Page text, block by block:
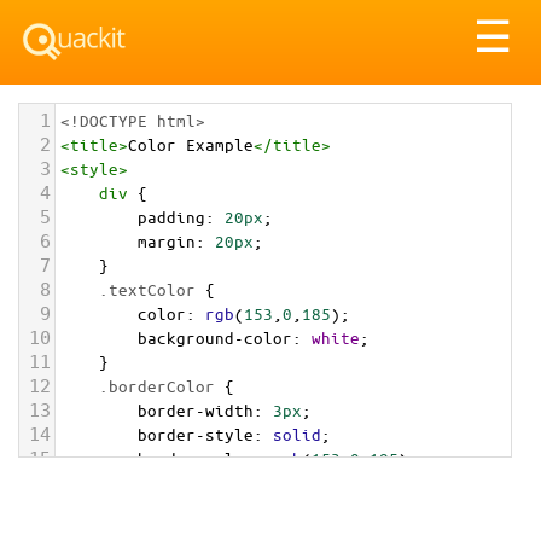
☰
1 <!DOCTYPE html>
2 <title>Color Example</title>
3 <style>
4 div {
5 padding: 20px;
6 margin: 20px;
7 }
8 .textColor {
9 color: rgb(153 0 185);
10 background-color: white;
11 }
12 .borderColor {
13 border-width: 3px;
14 border-style: solid;
15 border-color: rgb(153,0,185);